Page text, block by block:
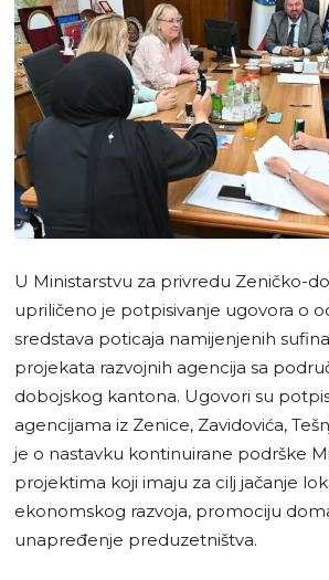
U Ministarstvu za privredu Zeničko-
upriličeno je potpisivanje ugovora o
sredstava poticaja namijenjenih
projekata razvojnih agencija sa
dobojskog kantona. Ugovori su
agencijama iz Zenice, Zavidovića,
je o nastavku kontinuirane podrške
projektima koji imaju za cilj jačanje
ekonomskog razvoja, promociju
unapređenje preduzetništva.